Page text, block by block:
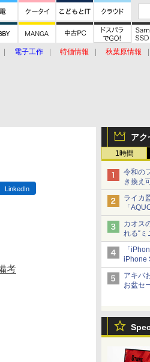
電子工作 特価情報 秋葉原情報
アク
1時間
令和の
き換え
ム」
ライカ
「
カオス
れる“
仕様や
by 石
「
iPhone
セール
アキバ
お盆セ
円、水
9,801
LinkedIn
考